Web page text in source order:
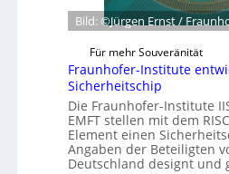
n
b
e
r
R
e
s
i
l
i
G
e
c
h
ä
f
t
s
Bild: ©Jürgen Ernst /
Für mehr Souveränität
Fraunhofer-Institute
Sicherheitschip
Die Fraunhofer-Institute
EMFT stellen mit dem
Element einen
Angaben der Beteiligten
Deutschland designt und